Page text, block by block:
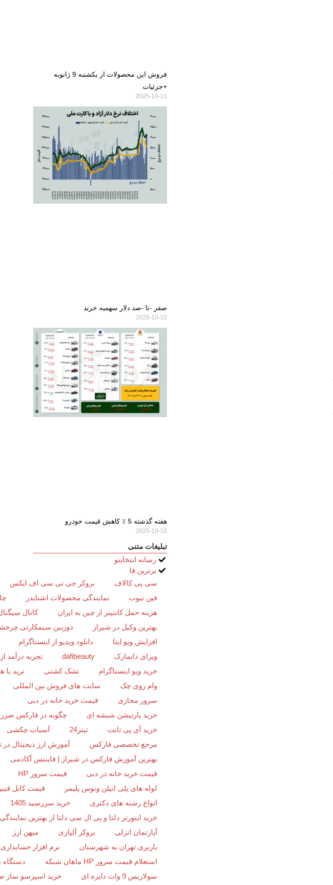
فروش این محصولات از یکشنبه 9 ژانویه
+جزئیات
2025-10-11
صفر -تا -صد دلار سهمیه خرید
2025-10-10
هفته گذشته 5 ٪ کاهش قیمت خودرو
2025-10-10
تبلیغات متنی
رسانه انتخابتو
برترین فا
سی پی کالاف
بروکر جی تی سی اف ایکس
فین تیوب
نمایندگی محصولات اشنایدر
هزینه حمل کانتینر از چین به ایران
کانال
بهترین وکیل در شیراز
دوربین سیمکارتی
افزایش ویو ایتا
دانلود ویدیو از اینستاگرام
ویزای دانمارک
dafibeauty
تجربه درآمد
خرید ویو اینستاگرام
تشک کشتی
ترید
وام روی چک
سایت های فروش بین المللی
سرور مجازی
قیمت خرید خانه در دبی
خرید پارتیشن شیشه ای
چگونه در فارکس ضرر
خرید آی پی ثابت
تیتر24
آسیاب چکشی
مرجع تخصصی فارکس
آموزش ارز دیجیتال در
بهترین آموزش فارکس در شیراز | فایننس آکادمی
قیمت خرید خانه در دبی
قیمت سرور HP
لوله های پلی اتیلن ونوس پلیمر
قیمت کابل
انواع رشته های دکتری
خرید سررسید 1405
خرید اینورتر دلتا و پی ال سی دلتا از بهترین نمایندگی
آپارتمان انزلی
بروکر آلپاری
میهن ارز
باربری تهران به شهرستان
نرم افزار حسابداری
استعلام قیمت سرور HP ماهان شبکه
دستگاه
سولاریس 9 وات دایره ای
خرید اسپرسو ساز